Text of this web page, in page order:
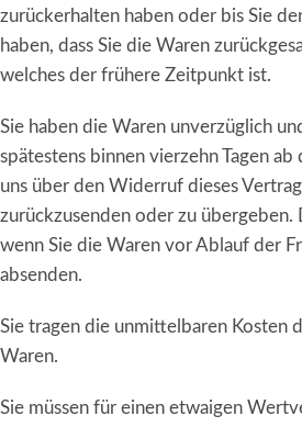
zurückerhalten haben oder bis Sie
haben, dass Sie die Waren
welches der frühere Zeitpunkt ist.
Sie haben die Waren unverzüglich
spätestens binnen vierzehn Tagen ab
uns über den Widerruf dieses
zurückzusenden oder zu übergeben.
wenn Sie die Waren vor Ablauf der
absenden.
Sie tragen die unmittelbaren Kosten
Waren.
Sie müssen für einen etwaigen